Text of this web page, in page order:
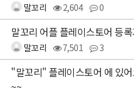
말꼬리 2,604 0
말꼬리 어플 플레이스토어 등
말꼬리 7,501 3
"말꼬리" 플레이스토어 에 있
~~